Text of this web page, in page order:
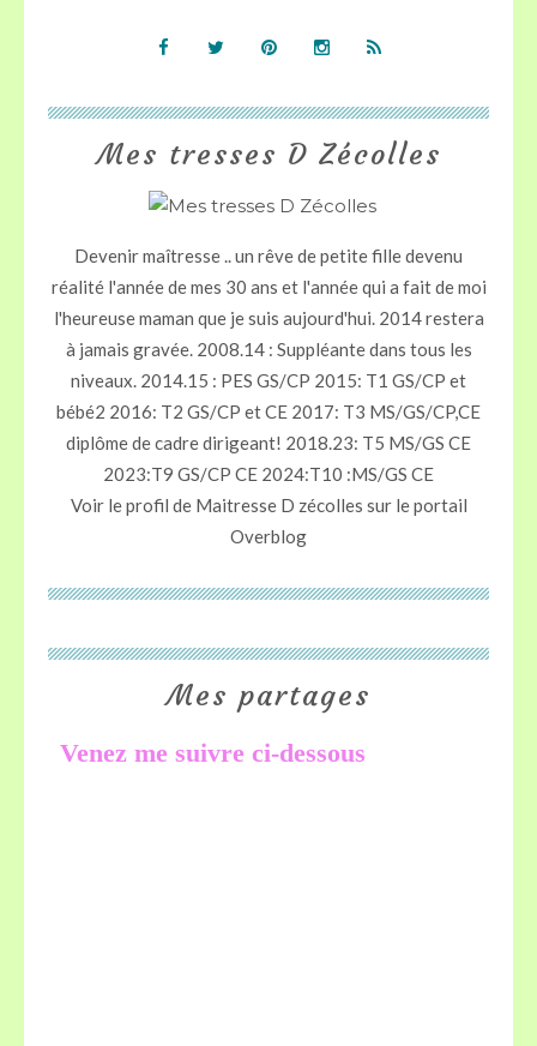
Mes tresses D Zécolles
Devenir maîtresse .. un rêve de petite fille devenu
réalité l'année de mes 30 ans et l'année qui a fait de moi
l'heureuse maman que je suis aujourd'hui. 2014 restera
à jamais gravée. 2008.14 : Suppléante dans tous les
niveaux. 2014.15 : PES GS/CP 2015: T1 GS/CP et
bébé2 2016: T2 GS/CP et CE 2017: T3 MS/GS/CP,CE
diplôme de cadre dirigeant! 2018.23: T5 MS/GS CE
2023:T9 GS/CP CE 2024:T10 :MS/GS CE
Voir le profil de Maitresse D zécolles sur le portail
Overblog
Mes partages
Venez me suivre ci-dessous